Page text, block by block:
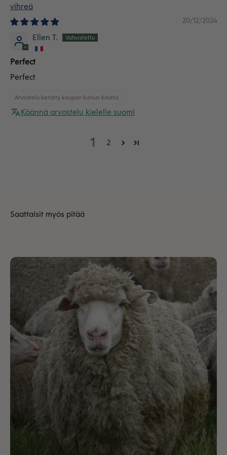
vihreä
20/12/2024
Ellen T.
Perfect
Perfect
Arvostelu kerätty kaupan kutsun kautta
Käännä arvostelu kielelle suomi
1 2